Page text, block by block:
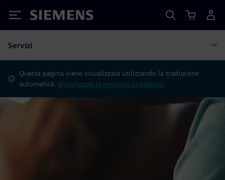
Siemens
Servizi
Questa pagina viene visualizzata utilizzando la traduzione
automatica.Visualizzare la versione in inglese?